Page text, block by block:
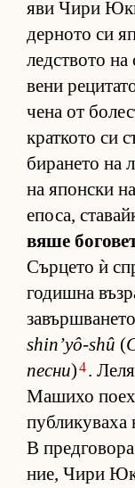
яви Чири
дер­ното си
лед­с­твото
вени
чена от
крат­кото си
би­ра­нето на
на япон­ски
епо­са,
вяше
Сър­цето ѝ
го­дишна
shin’yô-shû (
песни)4.
Ма­шихо
В
ние, Чири